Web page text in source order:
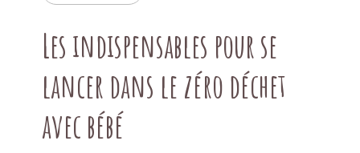
Les indispensables pour se
lancer dans le zéro déchet
avec bébé